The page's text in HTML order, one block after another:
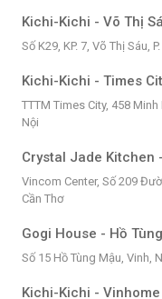
Kichi-Kichi - Võ Thị
Số K29, KP. 7, Võ Thị Sáu,
Kichi-Kichi - Times
TTTM Times City, 458 Minh
Nội
Crystal Jade Kitchen
Vincom Center, Số 209
Cần Thơ
Gogi House - Hồ
Số 15 Hồ Tùng Mậu, Vinh,
Kichi-Kichi -